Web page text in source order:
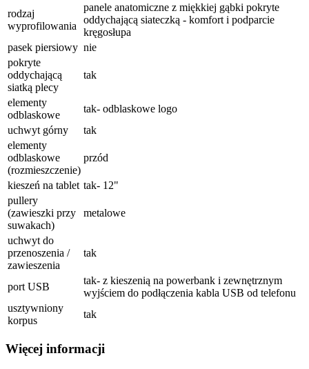
rodzaj
wyprofilowania
panele anatomiczne z miękkiej gąbki pokryte
oddychającą siateczką - komfort i podparcie
kręgosłupa
pasek piersiowy nie
pokryte
oddychającą
siatką plecy
tak
elementy
odblaskowe
tak- odblaskowe logo
uchwyt górny
tak
elementy
odblaskowe
(rozmieszczenie)
przód
kieszeń na tablet tak- 12"
pullery
(zawieszki przy
suwakach)
metalowe
uchwyt do
przenoszenia /
zawieszenia
tak
port USB
tak- z kieszenią na powerbank i zewnętrznym
wyjściem do podłączenia kabla USB od telefonu
usztywniony
korpus
tak
Więcej informacji